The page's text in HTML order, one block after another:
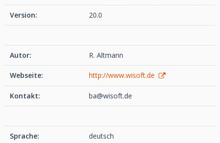
Version: 20.0
Autor: R. Altmann
Webseite: http://www.wisoft.de
Kontakt: ba@wisoft.de
Sprache: deutsch